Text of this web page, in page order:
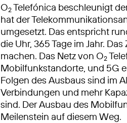
O2Telefónica beschleunigt
hat der
umgesetzt. Das entspricht
die Uhr, 365 Tage im Jahr.
machen. Das Netz von O2
Mobilfunkstandorte, und 5G
Folgen des Ausbaus sind im
Verbindungen und mehr
sind. Der Ausbau des
Meilenstein auf diesem Weg.